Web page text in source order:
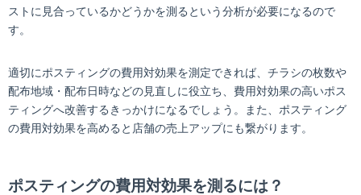
ストに見合っているかどうかを測るという分析が必要になるので
す。
適切にポスティングの費用対効果を測定できれば、チラシの枚数や
配布地域・配布日時などの見直しに役立ち、費用対効果の高いポス
ティングへ改善するきっかけになるでしょう。また、ポスティング
の費用対効果を高めると店舗の売上アップにも繋がります。
ポスティングの費用対効果を測るには？